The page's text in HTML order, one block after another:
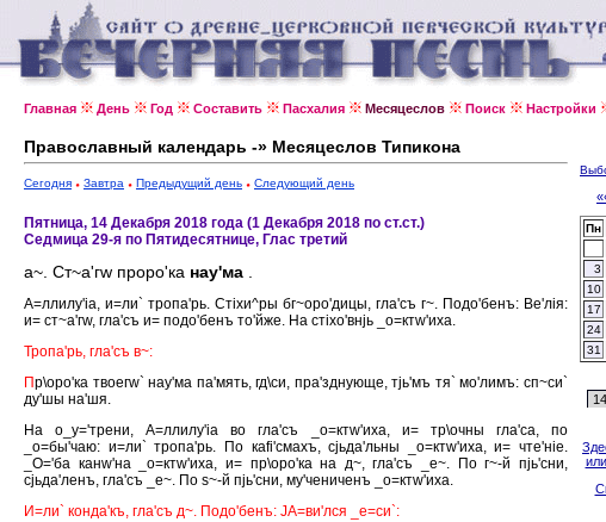
Главная День Год Составить Пасхалия Месяцеслов Поиск Настройки
Православный календарь -» Месяцеслов Типикона
Сегодня Завтра Предыдущий день Следующий день
Пятница, 14 Декабря 2018 года (1 Декабря 2018 по ст.ст.)
Седмица 29-я по Пятидесятнице, Глас третий
а~. Ст~а'гw проро'ка нау'ма
А=ллилу'iа, и=ли` тропа'рь. Стiхи^ры бг~оро'дицы, гла'съ г~. Подо'бенъ: Ве'лiя:
и= ст~а'гw, гла'съ и= подо'бенъ то'йже. На стiхо'внjь _о=ктw'иха.
Тропа'рь, гла'съ в~:
Пр\оро'ка твоегw` нау'ма па'мять, гд\си, пра'зднующе, тjь'мъ тя` мо'лимъ: сп~си`
ду'шы на'шя.
На о_у='трени, А=ллилу'iа во гла'съ _о=ктw'иха, и= тр\очны гла'са, по
_о=бы'чаю: и=ли` тропа'рь. По каfi'смахъ, сjьда'льны _о=ктw'иха, и= чте'нiе.
_О='ба канw'на _о=ктw'иха, и= пр\оро'ка на д~, гла'съ _е~. По г~-й пjь'сни,
сjьда'ленъ, гла'съ _е~. По s~-й пjь'сни, му'чениченъ _о=ктw'иха.
И=ли` конда'къ, гла'съ д~. Подо'бенъ: JА=ви'лся _е=си`:
Пн
3
10
17
24
31